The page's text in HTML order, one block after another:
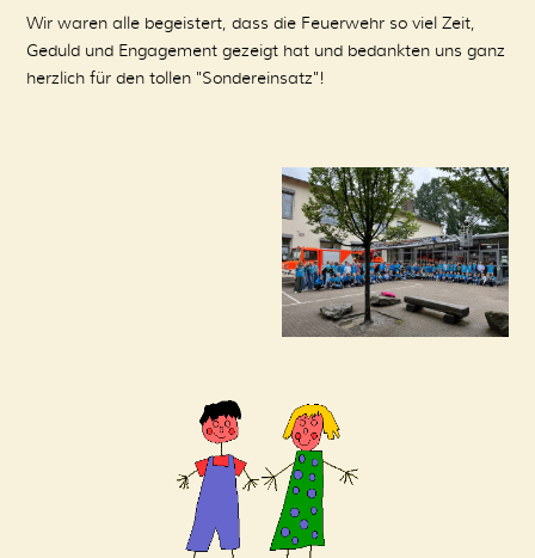
Wir waren alle begeistert, dass die Feuerwehr so viel Zeit,
Geduld und Engagement gezeigt hat und bedankten uns ganz
herzlich für den tollen "Sondereinsatz"!